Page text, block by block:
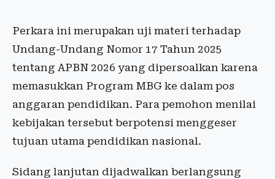
Perkara ini merupakan uji materi terhadap
Undang-Undang Nomor 17 Tahun 2025
tentang APBN 2026 yang dipersoalkan karena
memasukkan Program MBG ke dalam pos
anggaran pendidikan. Para pemohon menilai
kebijakan tersebut berpotensi menggeser
tujuan utama pendidikan nasional.
Sidang lanjutan dijadwalkan berlangsung